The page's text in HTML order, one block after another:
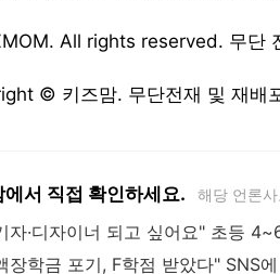
All rights reserved. 무단
© 키즈맘. 무단전재 및 재배
에서 직접 확인하세요. 해당 언론